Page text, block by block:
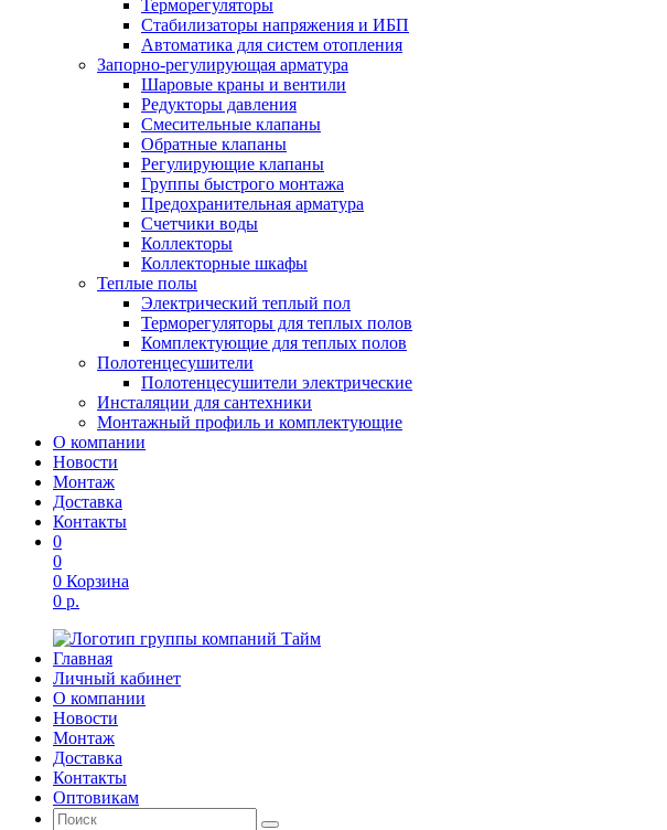
Терморегуляторы
Стабилизаторы напряжения и ИБП
Автоматика для систем отопления
Запорно-регулирующая арматура
Шаровые краны и вентили
Редукторы давления
Смесительные клапаны
Обратные клапаны
Регулирующие клапаны
Группы быстрого монтажа
Предохранительная арматура
Счетчики воды
Коллекторы
Коллекторные шкафы
Теплые полы
Электрический теплый пол
Терморегуляторы для теплых полов
Комплектующие для теплых полов
Полотенцесушители
Полотенцесушители электрические
Инсталяции для сантехники
Монтажный профиль и комплектующие
О компании
Новости
Монтаж
Доставка
Контакты
0
0
0 Корзина
0 р.
Главная
Личный кабинет
О компании
Новости
Монтаж
Доставка
Контакты
Оптовикам